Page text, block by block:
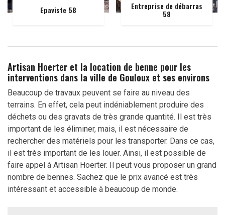
Epaviste 58 Entreprise de débarras
58
Artisan Hoerter et la location de benne pour les
interventions dans la ville de Gouloux et ses environs
Beaucoup de travaux peuvent se faire au niveau des
terrains. En effet, cela peut indéniablement produire des
déchets ou des gravats de très grande quantité. Il est très
important de les éliminer, mais, il est nécessaire de
rechercher des matériels pour les transporter. Dans ce cas,
il est très important de les louer. Ainsi, il est possible de
faire appel à Artisan Hoerter. Il peut vous proposer un grand
nombre de bennes. Sachez que le prix avancé est très
intéressant et accessible à beaucoup de monde.